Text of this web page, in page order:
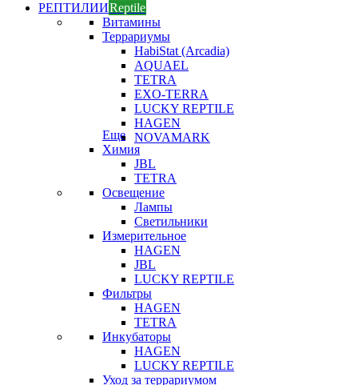
РЕПТИЛИИReptile
Витамины
Террариумы
HabiStat (Arcadia)
AQUAEL
TETRA
EXO-TERRA
LUCKY REPTILE
HAGEN
NOVAMARK
Еще
Химия
JBL
TETRA
Освещение
Лампы
Светильники
Измерительное
HAGEN
JBL
LUCKY REPTILE
Фильтры
HAGEN
TETRA
Инкубаторы
HAGEN
LUCKY REPTILE
Уход за террариумом